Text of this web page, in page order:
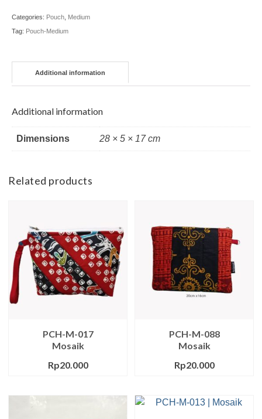
Categories: Pouch Medium
Tag: Pouch-Medium
Additional information
Additional information
Dimensions 28 × 5 × 17 cm
Related products
PCH-M-017
Mosaik
Rp20.000
PCH-M-088
Mosaik
Rp20.000